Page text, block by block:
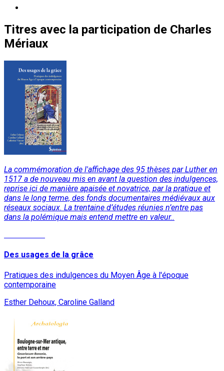
Titres avec la participation de Charles
Mériaux
La commémoration de l'affichage des 95 thèses par Luther en
1517 a de nouveau mis en avant la question des indulgences,
reprise ici de manière apaisée et novatrice, par la pratique et
dans le long terme, des fonds documentaires médiévaux aux
réseaux sociaux. La trentaine d’études réunies n’entre pas
dans la polémique mais entend mettre en valeur..
Des usages de la grâce
Pratiques des indulgences du Moyen Âge à l'époque
contemporaine
Esther Dehoux, Caroline Galland